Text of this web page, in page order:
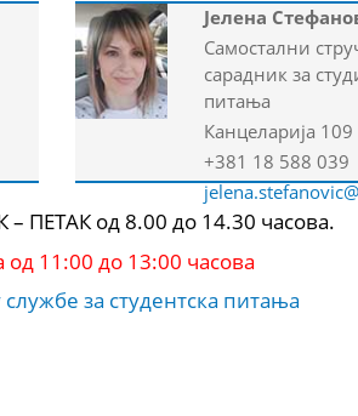
Јелена
Самостални
сарадник за
питања
Канцеларија 109
+381 18 588 039
ПЕТАК од 8.00 до 14.30 часова.
од 11:00 до 13:00 часова
за студентска питања